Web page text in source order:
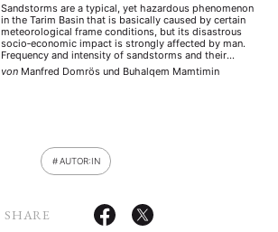
Sandstorms are a typical, yet hazardous phenomenon
in the Tarim Basin that is basically caused by certain
meteorological frame conditions, but its disastrous
socio‐economic impact is strongly affected by man.
Frequency and intensity of sandstorms and their
associated negative human and societal impact have
increased in the recent past making the Tarim Basin a
von Manfred Domrösund Buhalqem Mamtimin
AUTOR:IN
SHARE